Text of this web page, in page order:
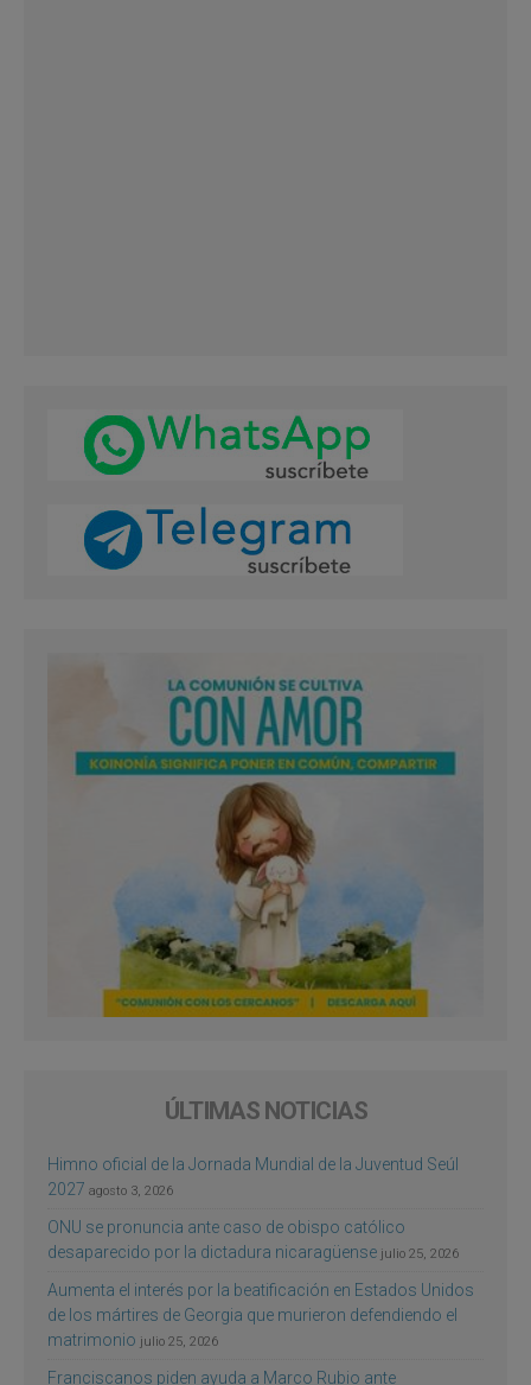
ÚLTIMAS NOTICIAS
Himno oficial de la Jornada Mundial de la Juventud Seúl
2027 agosto 3, 2026
ONU se pronuncia ante caso de obispo católico
desaparecido por la dictadura nicaragüense julio 25, 2026
Aumenta el interés por la beatificación en Estados Unidos
de los mártires de Georgia que murieron defendiendo el
matrimonio julio 25, 2026
Franciscanos piden ayuda a Marco Rubio ante